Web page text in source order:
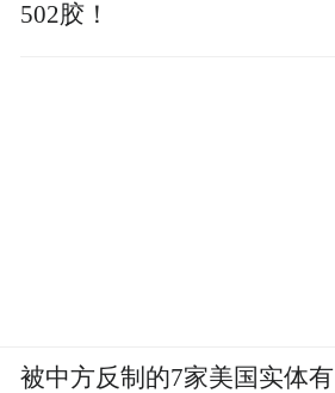
502胶！
被中方反制的7家美国实体有